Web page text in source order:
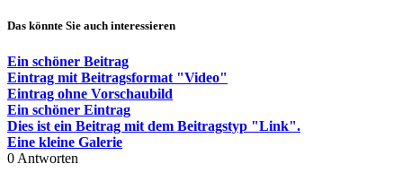
Das könnte Sie auch interessieren
Ein schöner Beitrag
Eintrag mit Beitragsformat "Video"
Eintrag ohne Vorschaubild
Ein schöner Eintrag
Dies ist ein Beitrag mit dem Beitragstyp "Link".
Eine kleine Galerie
0 Antworten